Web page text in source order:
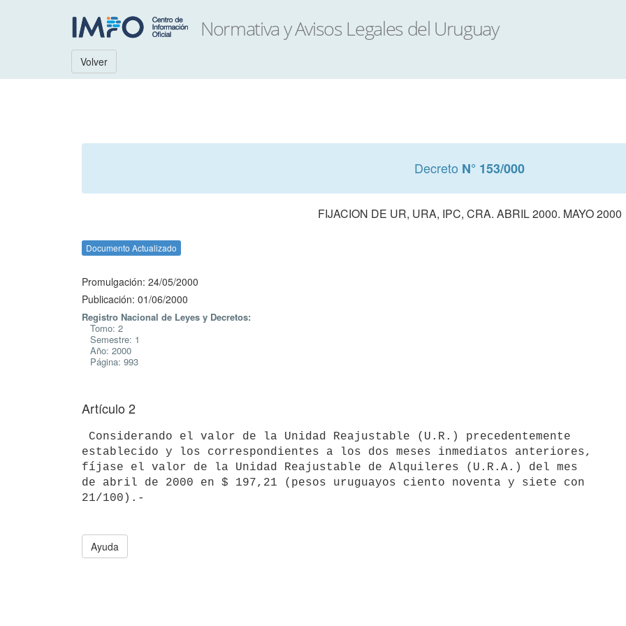
Volver
Decreto N° 153/000
FIJACION DE UR, URA, IPC, CRA. ABRIL 2000. MAYO 2000
Documento Actualizado
Promulgación: 24/05/2000
Publicación: 01/06/2000
Registro Nacional de Leyes y Decretos:
Tomo: 2
Semestre: 1
Año: 2000
Página: 993
Artículo 2
establecido y los correspondientes a los dos meses inmediatos anteriores,
fíjase el valor de la Unidad Reajustable de Alquileres (U.R.A.) del mes
de abril de 2000 en $ 197,21 (pesos uruguayos ciento noventa y siete con
Ayuda